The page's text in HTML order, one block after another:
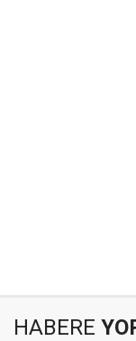
HABERE